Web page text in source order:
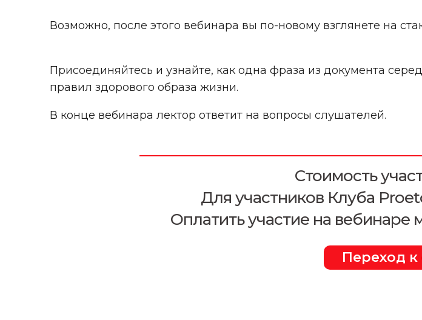
Возможно, после этого вебинара вы по-новому взглянете на
Присоединяйтесь и узнайте, как одна фраза из документа
правил здорового образа жизни.
В конце вебинара лектор ответит на вопросы слушателей.
Стоимость
Для участников Клуба
Оплатить участие на
Переход к